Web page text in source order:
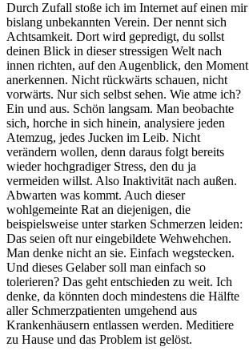
Durch Zufall stoße ich im Internet auf einen mir
bislang unbekannten Verein. Der nennt sich
Achtsamkeit. Dort wird gepredigt, du sollst
deinen Blick in dieser stressigen Welt nach
innen richten, auf den Augenblick, den Moment
anerkennen. Nicht rückwärts schauen, nicht
vorwärts. Nur sich selbst sehen. Wie atme ich?
Ein und aus. Schön langsam. Man beobachte
sich, horche in sich hinein, analysiere jeden
Atemzug, jedes Jucken im Leib. Nicht
verändern wollen, denn daraus folgt bereits
wieder hochgradiger Stress, den du ja
vermeiden willst. Also Inaktivität nach außen.
Abwarten was kommt. Auch dieser
wohlgemeinte Rat an diejenigen, die
beispielsweise unter starken Schmerzen leiden:
Das seien oft nur eingebildete Wehwehchen.
Man denke nicht an sie. Einfach wegstecken.
Und dieses Gelaber soll man einfach so
tolerieren? Das geht entschieden zu weit. Ich
denke, da könnten doch mindestens die Hälfte
aller Schmerzpatienten umgehend aus
Krankenhäusern entlassen werden. Meditiere
zu Hause und das Problem ist gelöst.